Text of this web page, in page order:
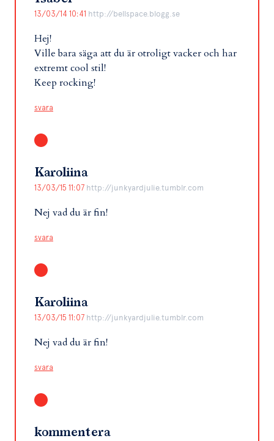
13/03/14 10:41 http://bellspace.blogg.se
Hej!
Ville bara säga att du är otroligt vacker och har
extremt cool stil!
Keep rocking!
svara
Karoliina
13/03/15 11:07 http://junkyardjulie.tumblr.com
Nej vad du är fin!
svara
Karoliina
13/03/15 11:07 http://junkyardjulie.tumblr.com
Nej vad du är fin!
svara
kommentera